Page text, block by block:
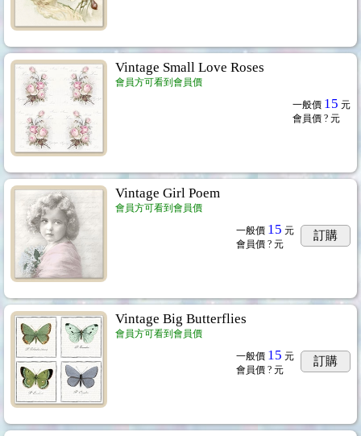
...177
Vintage Small Love Roses
會員方可看到會員價
一般價 15 元
會員價 ? 元
Vintage Girl Poem
會員方可看到會員價
一般價 15 元
會員價 ? 元
訂購
Vintage Big Butterflies
會員方可看到會員價
一般價 15 元
會員價 ? 元
訂購